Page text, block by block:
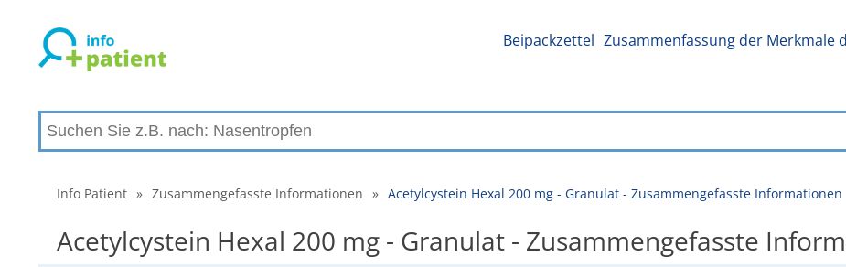
Beipackzettel Zusammenfassung der Merkmale
Info Patient » Zusammengefasste Informationen » Acetylcystein Hexal 200 mg - Granulat - Zusammengefasste Informationen
Acetylcystein Hexal 200 mg - Granulat - Zusammengefasste